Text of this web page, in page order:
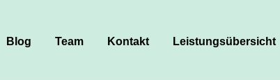
Blog Team Kontakt Leistungsübersicht